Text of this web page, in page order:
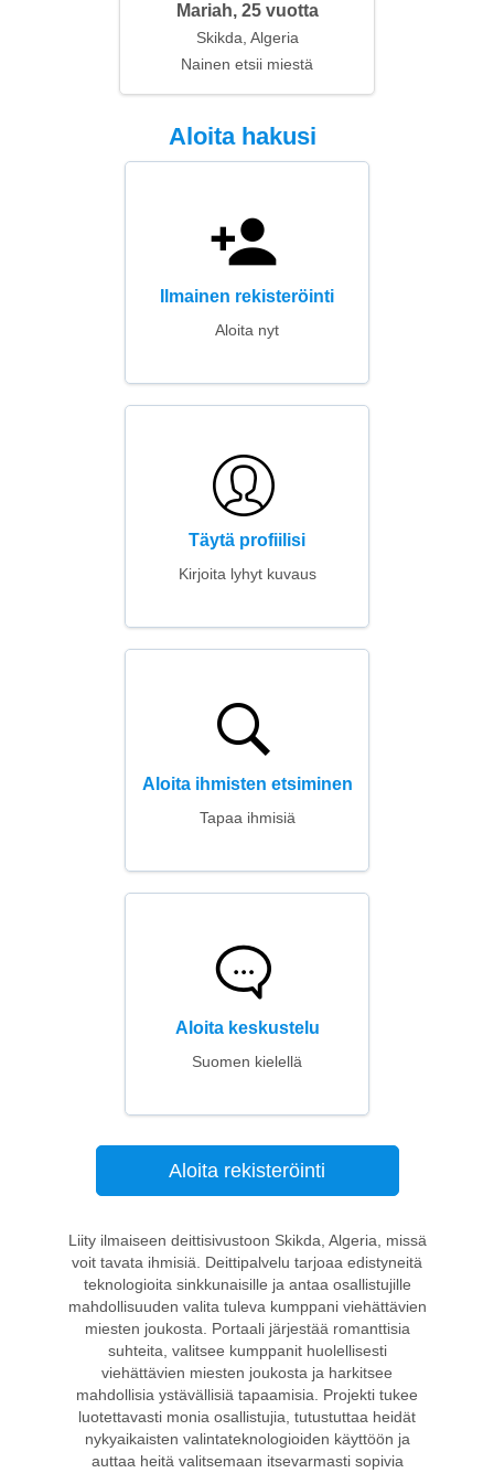
Mariah, 25 vuotta
Skikda, Algeria
Nainen etsii miestä
Aloita hakusi
Ilmainen rekisteröinti
Aloita nyt
Täytä profiilisi
Kirjoita lyhyt kuvaus
Aloita ihmisten etsiminen
Tapaa ihmisiä
Aloita keskustelu
Suomen kielellä
Aloita rekisteröinti
Liity ilmaiseen deittisivustoon Skikda, Algeria, missä
voit tavata ihmisiä. Deittipalvelu tarjoaa edistyneitä
teknologioita sinkkunaisille ja antaa osallistujille
mahdollisuuden valita tuleva kumppani viehättävien
miesten joukosta. Portaali järjestää romanttisia
suhteita, valitsee kumppanit huolellisesti
viehättävien miesten joukosta ja harkitsee
mahdollisia ystävällisiä tapaamisia. Projekti tukee
luotettavasti monia osallistujia, tutustuttaa heidät
nykyaikaisten valintateknologioiden käyttöön ja
auttaa heitä valitsemaan itsevarmasti sopivia